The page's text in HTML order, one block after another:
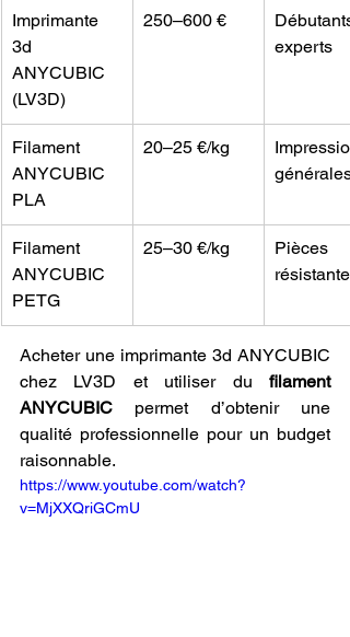
Imprimante
3d
ANYCUBIC
(LV3D)
250–600 €
experts
Filament
ANYCUBIC
PLA
20–25 €/kg
générales
Filament
ANYCUBIC
PETG
25–30 €/kg
Pièces
résistantes
Acheter une imprimante 3d ANYCUBIC
chez LV3D et utiliser du filament
ANYCUBIC permet d’obtenir une
qualité professionnelle pour un budget
raisonnable.
https://www.youtube.com/watch?
v=MjXXQriGCmU